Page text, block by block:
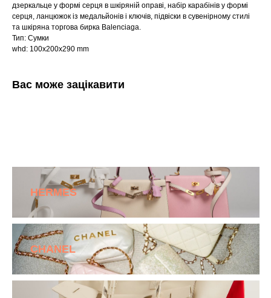
дзеркальце у формі серця в шкіряній оправі, набір карабінів у формі
серця, ланцюжок із медальйонів і ключів, підвіски в сувенірному стилі
та шкіряна торгова бирка Balenciaga.
Тип: Сумки
whd: 100x200x290 mm
Вас може зацікавити
HERMES
CHANEL